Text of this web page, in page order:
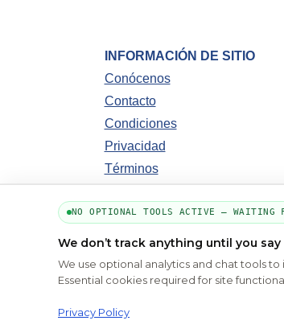
INFORMACIÓN DE SITIO
Conócenos
Contacto
Condiciones
Privacidad
Términos
NO OPTIONAL TOOLS ACTIVE — WAITING
We don’t track anything until you say
We use optional analytics and chat tools
Essential cookies required for site
Privacy Policy